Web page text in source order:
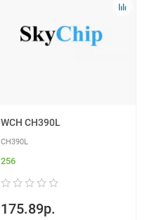
WCH CH390L
CH390L
256
175.89р.